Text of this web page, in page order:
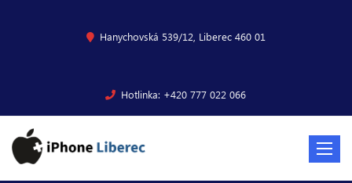
Hanychovská 539/12, Liberec 460 01
Hotlinka: +420 777 022 066
Toggle